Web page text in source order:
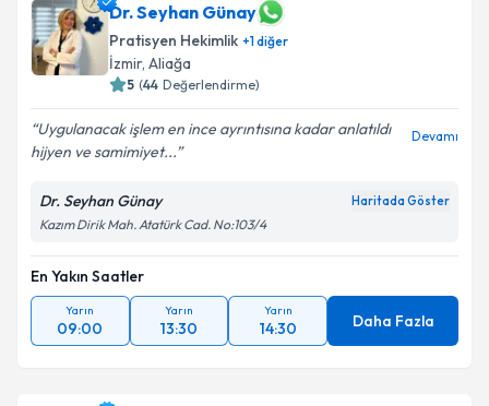
Dr. Seyhan Günay
Pratisyen Hekimlik +1diğer
İzmir, Aliağa
5 (44 Değerlendirme)
Uygulanacak işlem en ince ayrıntısına kadar anlatıldı
hijyen ve samimiyet...
Devamı
Dr. Seyhan Günay Haritada Göster
Kazım Dirik Mah. Atatürk Cad. No:103/4
En Yakın Saatler
Yarın
09:00
Yarın
13:30
Yarın
14:30 Daha Fazla